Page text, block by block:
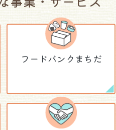
フードバンクまちだ